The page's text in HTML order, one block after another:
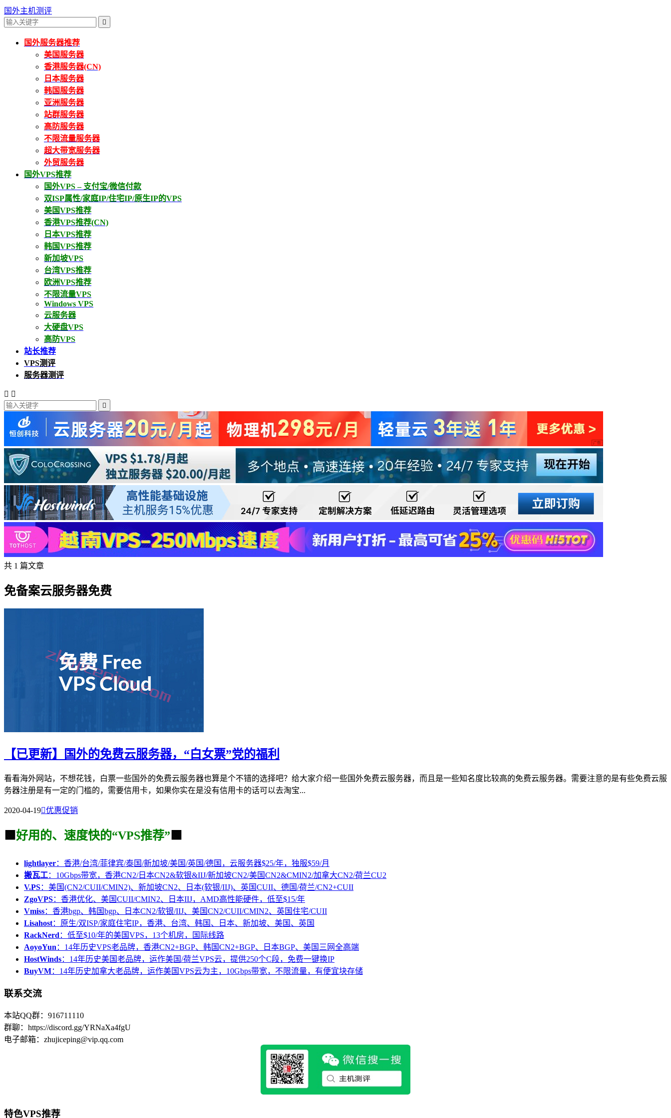
国外主机测评

国外服务器推荐
美国服务器
香港服务器(CN)
日本服务器
韩国服务器
亚洲服务器
站群服务器
高防服务器
不限流量服务器
超大带宽服务器
外贸服务器
国外VPS推荐
国外VPS – 支付宝/微信付款
双ISP属性/家庭IP/住宅IP/原生IP的VPS
美国VPS推荐
香港VPS推荐(CN)
日本VPS推荐
韩国VPS推荐
新加坡VPS
台湾VPS推荐
欧洲VPS推荐
不限流量VPS
Windows VPS
云服务器
大硬盘VPS
高防VPS
站长推荐
VPS测评
服务器测评
 

共 1 篇文章
免备案云服务器免费
【已更新】国外的免费云服务器，“白女票”党的福利
看看海外网站，不想花钱，白票一些国外的免费云服务器也算是个不错的选择吧？给大家介绍一些国外免费云服务器，而且是一些知名度比较高的免费云服务器。需要注意的是有些免费云服
务器注册是有一定的门槛的，需要信用卡，如果你实在是没有信用卡的话可以去淘宝...
2020-04-19优惠促销
🟩 好用的、速度快的“VPS推荐” 🟩
lightlayer：香港/台湾/菲律宾/泰国/新加坡/美国/英国/德国，云服务器$25/年，独服$59/月
搬瓦工：10Gbps带宽，香港CN2/日本CN2&软银&IIJ/新加坡CN2/美国CN2&CMIN2/加拿大CN2/荷兰CU2
V.PS：美国(CN2/CUII/CMIN2)、新加坡CN2、日本(软银/IIJ)、英国CUII、德国/荷兰/CN2+CUII
ZgoVPS：香港优化、美国CUII/CMIN2、日本IIJ，AMD高性能硬件，低至$15/年
Vmiss：香港bgp、韩国bgp、日本CN2/软银/IIJ、美国CN2/CUII/CMIN2、英国住宅/CUII
Lisahost：原生/双ISP/家庭住宅IP，香港、台湾、韩国、日本、新加坡、美国、英国
RackNerd：低至$10/年的美国VPS，13个机房，国际线路
AoyoYun：14年历史VPS老品牌，香港CN2+BGP、韩国CN2+BGP、日本BGP、美国三网全高端
HostWinds：14年历史美国老品牌，运作美国/荷兰VPS云，提供250个C段，免费一键换IP
BuyVM：14年历史加拿大老品牌，运作美国VPS云为主，10Gbps带宽，不限流量，有便宜块存储
联系交流
本站QQ群：916711110
群聊：https://discord.gg/YRNaXa4fgU
电子邮箱：zhujiceping@vip.qq.com
特色VPS推荐